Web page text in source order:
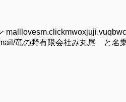
竜の野有限会社み丸尾 と名